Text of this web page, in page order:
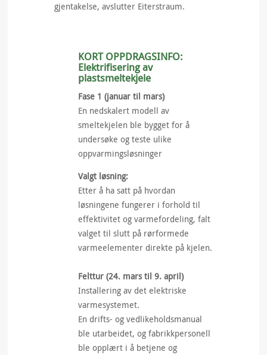
gjentakelse, avslutter Eiterstraum.
KORT OPPDRAGSINFO:
Elektrifisering av
plastsmeltekjele
Fase 1 (januar til mars)
En nedskalert modell av
smeltekjelen ble bygget for å
undersøke og teste ulike
oppvarmingsløsninger
Valgt løsning:
Etter å ha satt på hvordan
løsningene fungerer i forhold til
effektivitet og varmefordeling, falt
valget til slutt på rørformede
varmeelementer direkte på kjelen.
Felttur (24. mars til 9. april)
Installering av det elektriske
varmesystemet.
En drifts- og vedlikeholdsmanual
ble utarbeidet, og fabrikkpersonell
ble opplært i å betjene og